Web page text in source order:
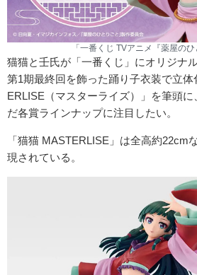
「一番くじ TVアニメ『薬屋のひ
猫猫と壬氏が「一番くじ」にオリジナ
第1期最終回を飾った踊り子衣装で立
ERLISE（マスターライズ）」を筆頭
だ各賞ラインナップに注目したい。
「猫猫 MASTERLISE」は全高約22cm
現されている。